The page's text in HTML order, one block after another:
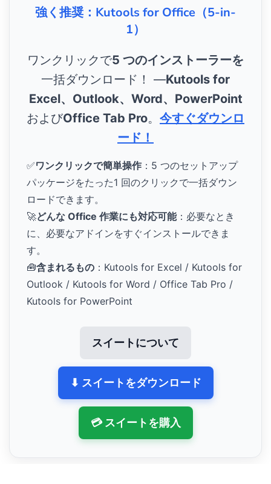
強く推奨：Kutools for Office（5-in-
1）
ワンクリックで5 つのインストーラーを
一括ダウンロード！ ―Kutools for
Excel、Outlook、Word、PowerPoint
およびOffice Tab Pro。 今すぐダウンロ
ード！
✅ワンクリックで簡単操作 ：5 つのセットアップ
パッケージをたった1 回のクリックで一括ダウン
ロードできます。
🚀どんな Office 作業にも対応可能：必要なとき
に、必要なアドインをすぐインストールできま
す。
🧰含まれるもの ：Kutools for Excel / Kutools for
Outlook / Kutools for Word / Office Tab Pro /
Kutools for PowerPoint
スイートについて
⬇ スイートをダウンロード
💳 スイートを購入